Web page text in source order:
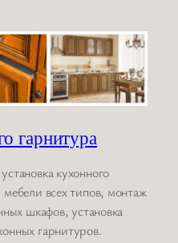
гарнитура
кухонного
всех типов, монтаж
шкафов, установка
гарнитуров.